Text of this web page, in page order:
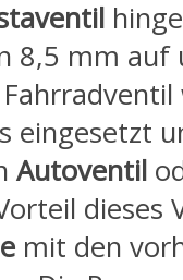
8,5 mm auf
eingesetzt
Autoventil
dieses
mit den